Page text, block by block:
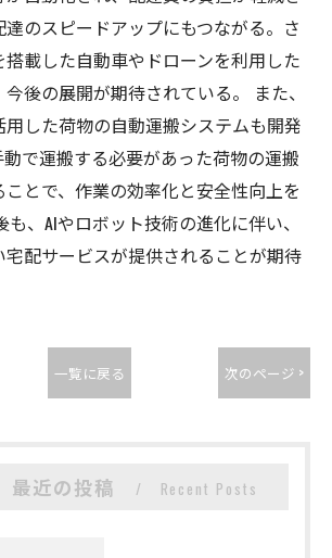
のスピードアップにもつながる。さ
載した自動車やドローンを利用した
後の展開が期待されている。 また、
用した荷物の自動運搬システムも開発
で運搬する必要があった荷物の運搬
とで、作業の効率化と安全性向上を
、AIやロボット技術の進化に伴い、
宅配サービスが提供されることが期待
一覧に戻る 次のページ >
最近の投稿 Recent Posts